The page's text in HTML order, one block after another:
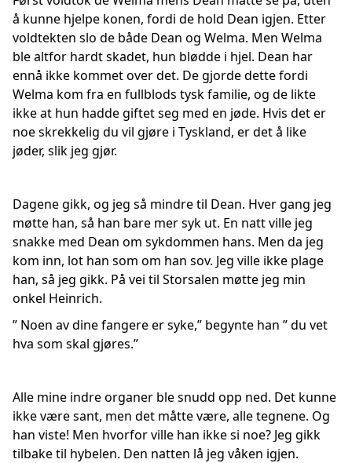
å kunne hjelpe konen, fordi de hold Dean igjen. Etter
voldtekten slo de både Dean og Welma. Men Welma
ble altfor hardt skadet, hun blødde i hjel. Dean har
ennå ikke kommet over det. De gjorde dette fordi
Welma kom fra en fullblods tysk familie, og de likte
ikke at hun hadde giftet seg med en jøde. Hvis det er
noe skrekkelig du vil gjøre i Tyskland, er det å like
jøder, slik jeg gjør.
Dagene gikk, og jeg så mindre til Dean. Hver gang jeg
møtte han, så han bare mer syk ut. En natt ville jeg
snakke med Dean om sykdommen hans. Men da jeg
kom inn, lot han som om han sov. Jeg ville ikke plage
han, så jeg gikk. På vei til Storsalen møtte jeg min
onkel Heinrich.
” Noen av dine fangere er syke,” begynte han ” du vet
hva som skal gjøres.”
Alle mine indre organer ble snudd opp ned. Det kunne
ikke være sant, men det måtte være, alle tegnene. Og
han viste! Men hvorfor ville han ikke si noe? Jeg gikk
tilbake til hybelen. Den natten lå jeg våken igjen.